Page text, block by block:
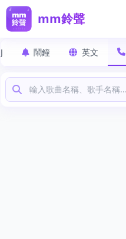
mm鈴聲
鬧鐘 英文